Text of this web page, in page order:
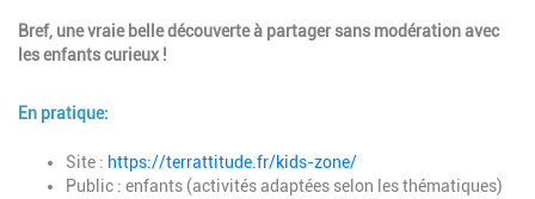
Bref, une vraie belle découverte à partager sans modération avec
les enfants curieux !
En pratique:
Description
Site : https://terrattitude.fr/kids-zone/
Public : enfants (activités adaptées selon les thématiques)